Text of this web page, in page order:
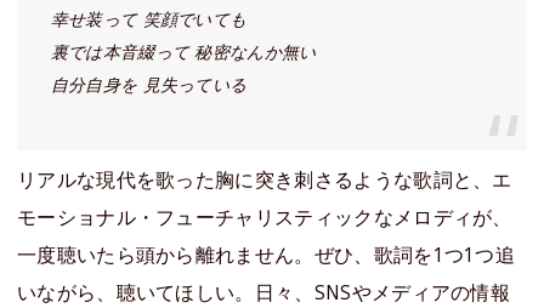
幸せ装って 笑顔でいても
裏では本音綴って 秘密なんか無い
自分自身を 見失っている
リアルな現代を歌った胸に突き刺さるような歌詞と、エ
モーショナル・フューチャリスティックなメロディが、
一度聴いたら頭から離れません。ぜひ、歌詞を1つ1つ追
いながら、聴いてほしい。日々、SNSやメディアの情報